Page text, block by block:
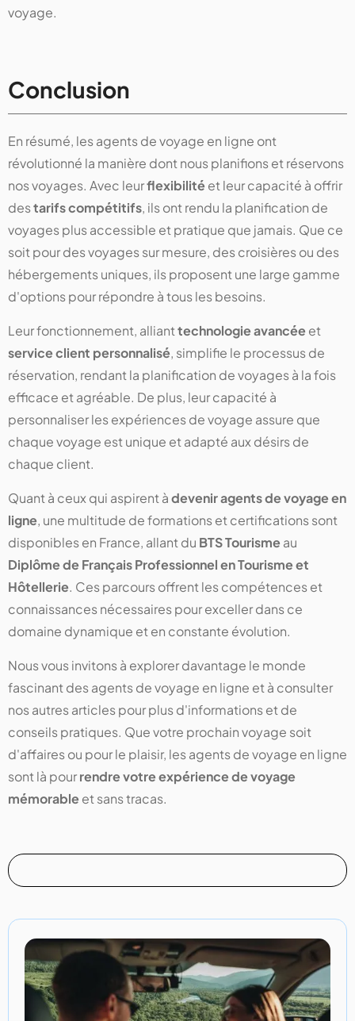
voyage.
Conclusion
En résumé, les agents de voyage en ligne ont
révolutionné la manière dont nous planifions et réservons
nos voyages. Avec leurflexibilitéet leur capacité à offrir
destarifs compétitifs, ils ont rendu la planification de
voyages plus accessible et pratique que jamais. Que ce
soit pour des voyages sur mesure, des croisières ou des
hébergements uniques, ils proposent une large gamme
d'options pour répondre à tous les besoins.
Leur fonctionnement, allianttechnologie avancéeet
service client personnalisé, simplifie le processus de
réservation, rendant la planification de voyages à la fois
efficace et agréable. De plus, leur capacité à
personnaliser les expériences de voyage assure que
chaque voyage est unique et adapté aux désirs de
chaque client.
Quant à ceux qui aspirent àdevenir agents de voyage en
ligne, une multitude de formations et certifications sont
disponibles en France, allant du BTS Tourismeau
Diplôme de Français Professionnel en Tourisme et
Hôtellerie. Ces parcours offrent les compétences et
connaissances nécessaires pour exceller dans ce
domaine dynamique et en constante évolution.
Nous vous invitons à explorer davantage le monde
fascinant des agents de voyage en ligne et à consulter
nos autres articles pour plus d'informations et de
conseils pratiques. Que votre prochain voyage soit
d'affaires ou pour le plaisir, les agents de voyage en ligne
sont là pourrendre votre expérience de voyage
mémorableet sans tracas.